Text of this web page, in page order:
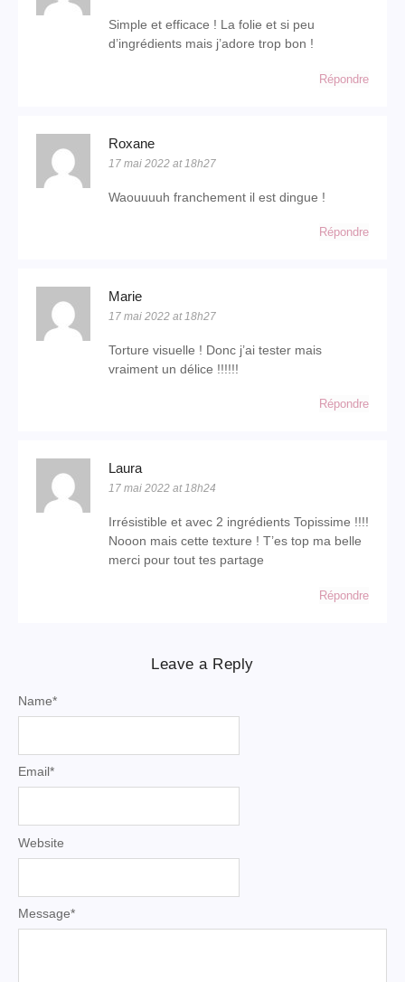
Simple et efficace ! La folie et si peu
d’ingrédients mais j’adore trop bon !
Répondre
Roxane
17 mai 2022 at 18h27
Waouuuuh franchement il est dingue !
Répondre
Marie
17 mai 2022 at 18h27
Torture visuelle ! Donc j’ai tester mais
vraiment un délice !!!!!!
Répondre
Laura
17 mai 2022 at 18h24
Irrésistible et avec 2 ingrédients Topissime !!!!
Nooon mais cette texture ! T’es top ma belle
merci pour tout tes partage
Répondre
Leave a Reply
Message*
Name*
Email*
Website